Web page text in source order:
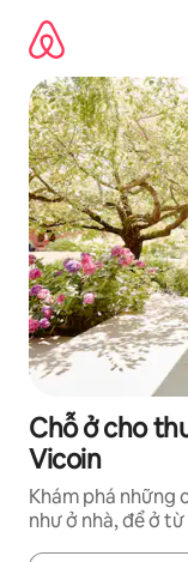
dung
Chỗ ở cho
Vicoin
Khám phá những
như ở nhà, để ở